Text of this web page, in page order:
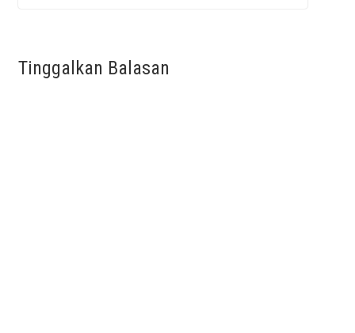
Tinggalkan Balasan